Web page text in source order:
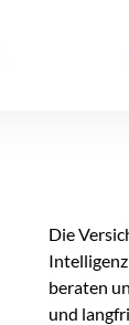
Die
beraten
und